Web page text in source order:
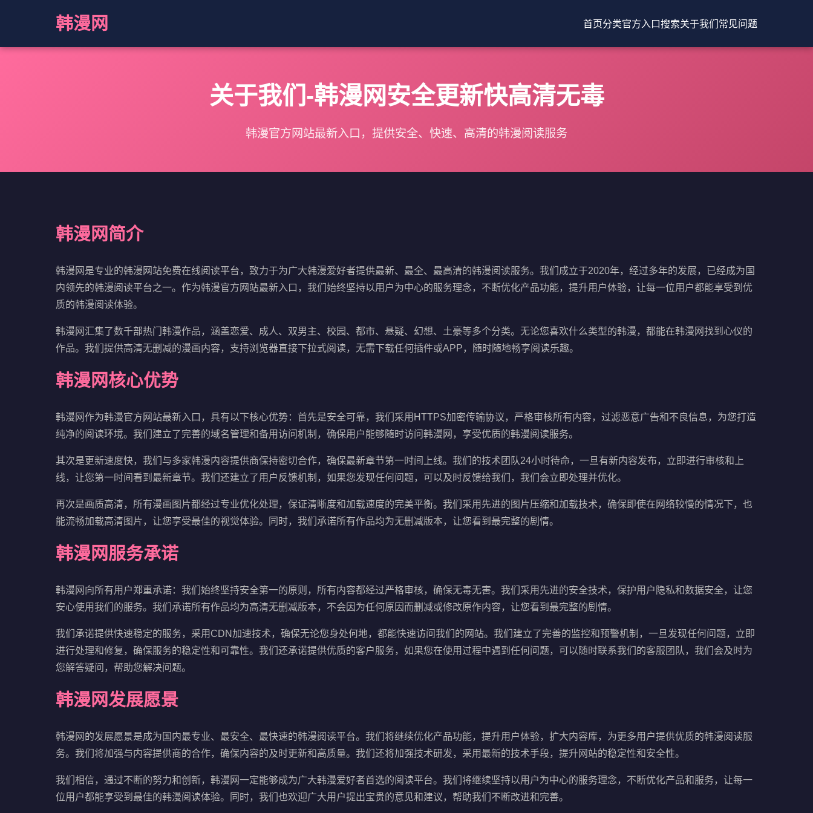
韩漫网 首页分类官方入口搜索关于我们 常见问题
关于我们-韩漫网安全更新快高清无毒
韩漫官方网站最新入口，提供安全、快速、高清的韩漫阅读服务
韩漫网简介
韩漫网是专业的韩漫网站免费在线阅读平台，致力于为广大韩漫爱好者提供最新、最全、最高清的韩漫阅读服务。我们成立于2020年，经过多年的发展，已经成为国
内领先的韩漫阅读平台之一。作为韩漫官方网站最新入口，我们始终坚持以用户为中心的服务理念，不断优化产品功能，提升用户体验，让每一位用户都能享受到优
质的韩漫阅读体验。
韩漫网汇集了数千部热门韩漫作品，涵盖恋爱、成人、双男主、校园、都市、悬疑、幻想、土豪等多个分类。无论您喜欢什么类型的韩漫，都能在韩漫网找到心仪的
作品。我们提供高清无删减的漫画内容，支持浏览器直接下拉式阅读，无需下载任何插件或APP，随时随地畅享阅读乐趣。
韩漫网核心优势
韩漫网作为韩漫官方网站最新入口，具有以下核心优势：首先是安全可靠，我们采用HTTPS加密传输协议，严格审核所有内容，过滤恶意广告和不良信息，为您打造
纯净的阅读环境。我们建立了完善的域名管理和备用访问机制，确保用户能够随时访问韩漫网，享受优质的韩漫阅读服务。
其次是更新速度快，我们与多家韩漫内容提供商保持密切合作，确保最新章节第一时间上线。我们的技术团队24小时待命，一旦有新内容发布，立即进行审核和上
线，让您第一时间看到最新章节。我们还建立了用户反馈机制，如果您发现任何问题，可以及时反馈给我们，我们会立即处理并优化。
再次是画质高清，所有漫画图片都经过专业优化处理，保证清晰度和加载速度的完美平衡。我们采用先进的图片压缩和加载技术，确保即使在网络较慢的情况下，也
能流畅加载高清图片，让您享受最佳的视觉体验。同时，我们承诺所有作品均为无删减版本，让您看到最完整的剧情。
韩漫网服务承诺
韩漫网向所有用户郑重承诺：我们始终坚持安全第一的原则，所有内容都经过严格审核，确保无毒无害。我们采用先进的安全技术，保护用户隐私和数据安全，让您
安心使用我们的服务。我们承诺所有作品均为高清无删减版本，不会因为任何原因而删减或修改原作内容，让您看到最完整的剧情。
我们承诺提供快速稳定的服务，采用CDN加速技术，确保无论您身处何地，都能快速访问我们的网站。我们建立了完善的监控和预警机制，一旦发现任何问题，立即
进行处理和修复，确保服务的稳定性和可靠性。我们还承诺提供优质的客户服务，如果您在使用过程中遇到任何问题，可以随时联系我们的客服团队，我们会及时为
您解答疑问，帮助您解决问题。
韩漫网发展愿景
韩漫网的发展愿景是成为国内最专业、最安全、最快速的韩漫阅读平台。我们将继续优化产品功能，提升用户体验，扩大内容库，为更多用户提供优质的韩漫阅读服
务。我们将加强与内容提供商的合作，确保内容的及时更新和高质量。我们还将加强技术研发，采用最新的技术手段，提升网站的稳定性和安全性。
我们相信，通过不断的努力和创新，韩漫网一定能够成为广大韩漫爱好者首选的阅读平台。我们将继续坚持以用户为中心的服务理念，不断优化产品和服务，让每一
位用户都能享受到最佳的韩漫阅读体验。同时，我们也欢迎广大用户提出宝贵的意见和建议，帮助我们不断改进和完善。